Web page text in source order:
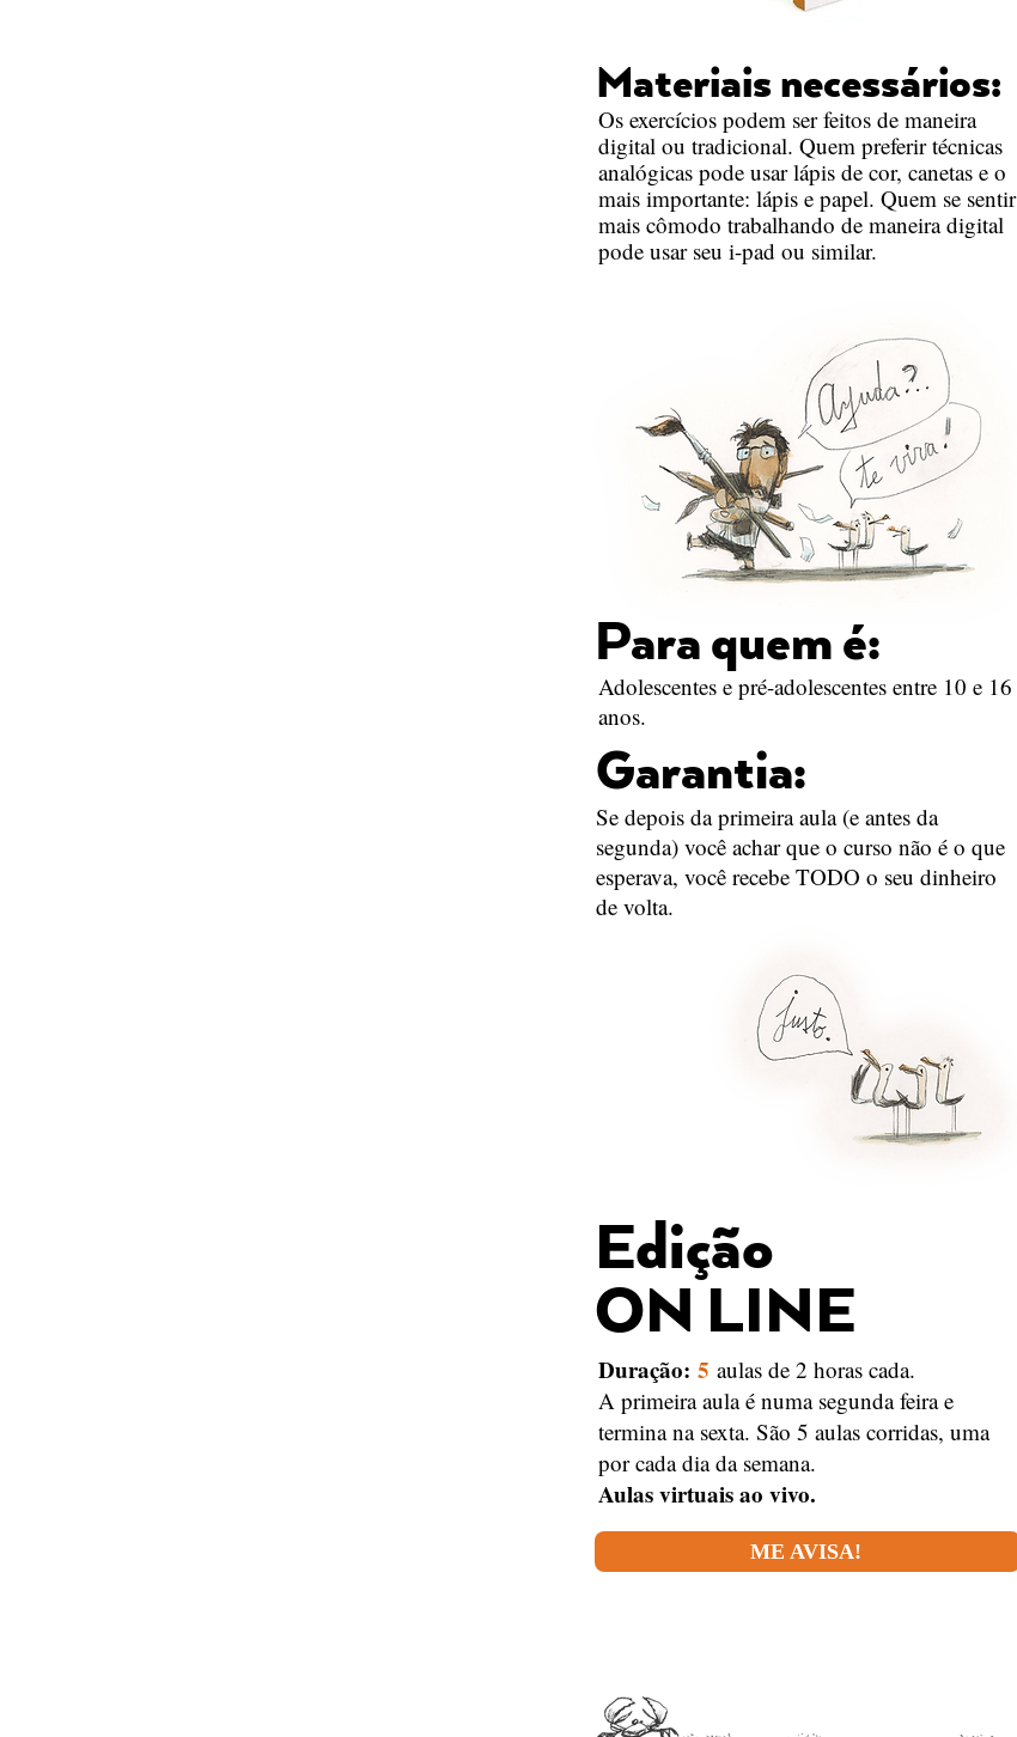
Materiais necessários:
Os exercícios podem ser feitos de maneira
digital ou tradicional. Quem preferir técnicas
analógicas pode usar lápis de cor, canetas e o
mais importante: lápis e papel. Quem se sentir
mais cômodo trabalhando de maneira digital
pode usar seu i-pad ou similar.
Para quem é:
Adolescentes e pré-adolescentes entre 10 e 16
anos.
Garantia:
Se depois da primeira aula (e antes da
segunda) você achar que o curso não é o que
esperava, você recebe TODO o seu dinheiro
de volta.
Edição
ON LINE
Duração: 5 aulas de 2 horas cada.
A primeira aula é numa segunda feira e
termina na sexta. São 5 aulas corridas, uma
por cada dia da semana.
Aulas virtuais ao vivo.
ME AVISA!